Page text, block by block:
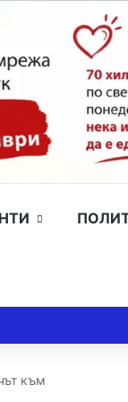
към